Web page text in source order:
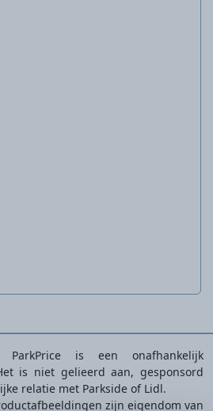
is een onafhankelijk
is niet gelieerd aan, gesponsord
relatie met Parkside of Lidl.
zijn eigendom van